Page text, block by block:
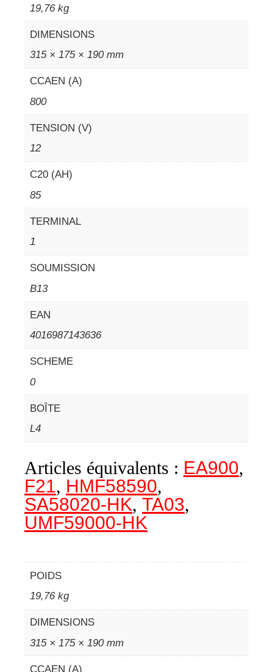
19,76 kg
DIMENSIONS
315 × 175 × 190 mm
CCAEN (A)
800
TENSION (V)
12
C20 (AH)
85
TERMINAL
1
SOUMISSION
B13
EAN
4016987143636
SCHEME
0
BOÎTE
L4
Articles équivalents : EA900,
F21, HMF58590,
SA58020-HK, TA03,
UMF59000-HK
POIDS
19,76 kg
DIMENSIONS
315 × 175 × 190 mm
CCAEN (A)